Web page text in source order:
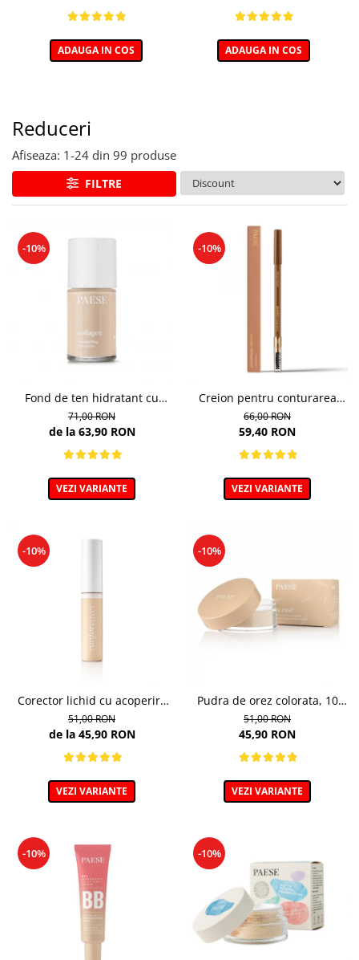
ADAUGA IN COS ADAUGA IN COS
Reduceri
Afiseaza: 1-24 din 99 produse
FILTRE
-10%
Fond de ten hidratant cu
colagen, nuanta 301c Nude -
30ml
71,00 RON
de la 63,90 RON
VEZI VARIANTE
-10%
Creion pentru conturarea
sprancenelor, Powder Brow
Pencil, nuanta Honey Blond -
66,00 RON
59,40 RON
VEZI VARIANTE
-10%
Corector lichid cu acoperire
puternica, 40 Golden Beige -
9ml
51,00 RON
de la 45,90 RON
VEZI VARIANTE
-10%
Pudra de orez colorata, 10
Light Beige - 10g
51,00 RON
45,90 RON
VEZI VARIANTE
-10% -10%